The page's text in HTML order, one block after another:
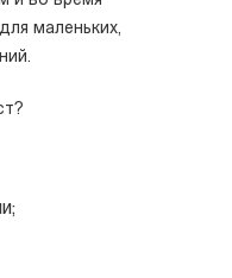
маленьких,